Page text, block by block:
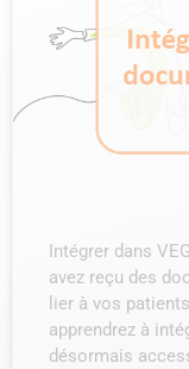
Intégrer dans
avez reçu des
lier à vos
apprendrez à
désormais